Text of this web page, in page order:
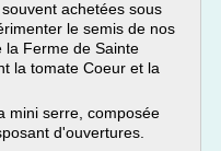
achetées sous
le semis de nos
la Ferme de Sainte
la tomate Coeur et la
mini serre, composée
d'ouvertures.